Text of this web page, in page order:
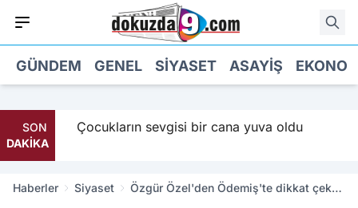
GÜNDEM GENEL SIYASET ASAYIŞ
SON
DAKİKA
Çocukların sevgisi bir cana yuva oldu
Haberler Siyaset
Özgür Özel'den Ödemiş'te dikkat çeken